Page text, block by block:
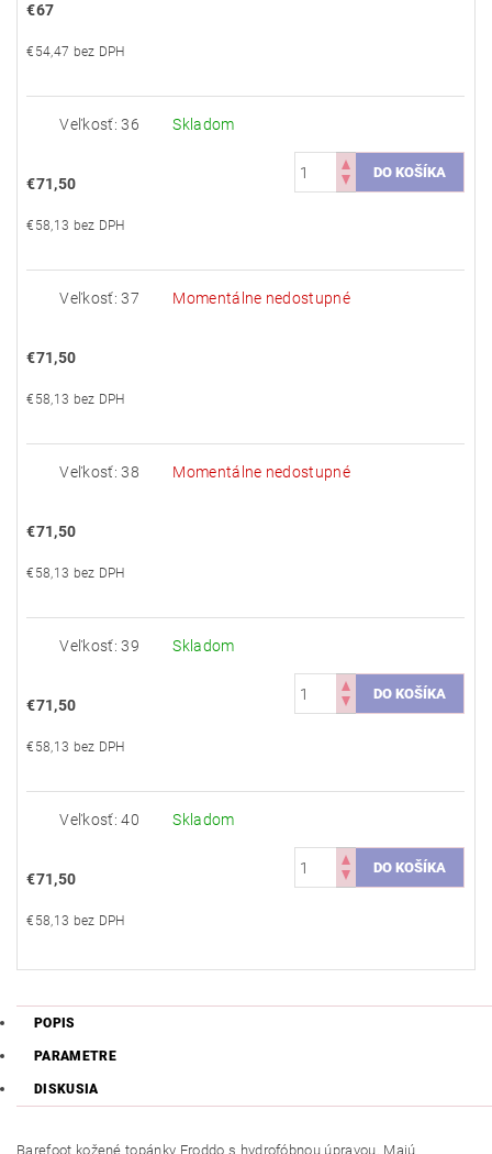
€67
€54,47 bez DPH
Veľkosť: 36 Skladom
€71,50
€58,13 bez DPH
Veľkosť: 37 Momentálne nedostupné
€71,50
€58,13 bez DPH
Veľkosť: 38 Momentálne nedostupné
€71,50
€58,13 bez DPH
Veľkosť: 39 Skladom
€71,50
€58,13 bez DPH
Veľkosť: 40 Skladom
€71,50
€58,13 bez DPH
POPIS
PARAMETRE
DISKUSIA
Barefoot kožené topánky Froddo s hydrofóbnou úpravou. Majú